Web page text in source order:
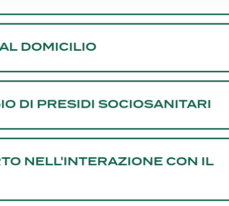
DOMICILIO
DI PRESIDI SOCIOSANITARI
NELL'INTERAZIONE CON IL